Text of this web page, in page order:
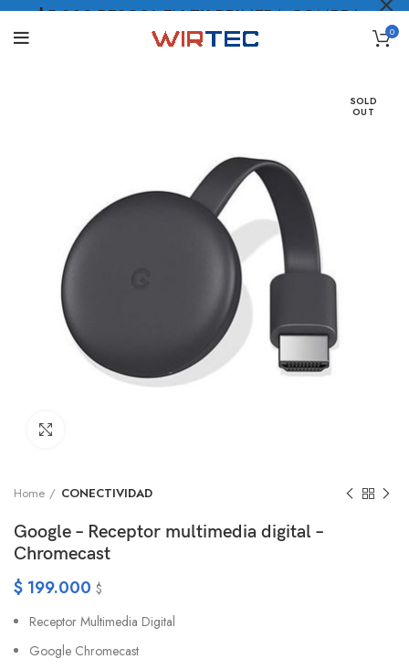
0
SOLD
OUT
Home CONECTIVIDAD
Google – Receptor multimedia digital –
Chromecast
$ 199.000 $
Receptor Multimedia Digital
Google Chromecast
$5.000 PESOS* EN TU PRIMERA COMPRA